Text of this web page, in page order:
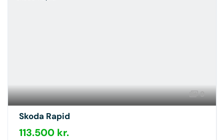
9
Skoda Rapid
113.500 kr.